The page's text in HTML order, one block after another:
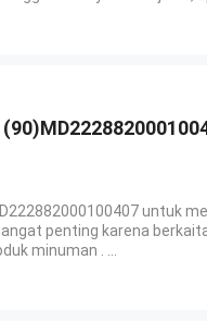
untuk
penting karena
minuman . ...